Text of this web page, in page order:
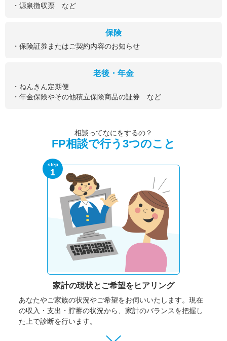
・源泉徴収票 など
保険
・保険証券またはご契約内容のお知らせ
老後・年金
・ねんきん定期便
・年金保険やその他積立保険商品の証券 など
相談ってなにをするの？
FP相談で行う3つのこと
step
1
家計の現状と ご希望をヒアリング
あなたやご家族の状況やご希望をお伺いいたします。 現在
の収入・支出・貯蓄の状況から、家計のバランスを把握し
た上で診断を行います。